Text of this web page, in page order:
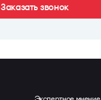
Заказать звонок